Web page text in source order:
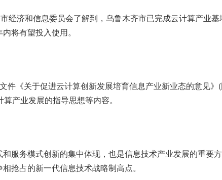
经济和信息委员会了解到，乌鲁木齐市已完成云计算产业基
将有望投入使用。
件《关于促进云计算创新发展培育信息产业新业态的意见》
产业发展的指导思想等内容。
服务模式创新的集中体现，也是信息技术产业发展的重要
抢占的新一代信息技术战略制高点。